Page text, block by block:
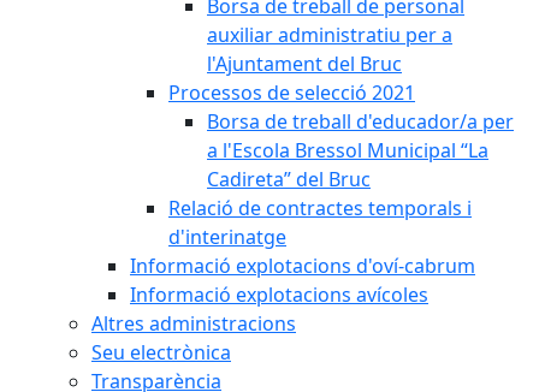
Borsa de treball de personal
auxiliar administratiu per a
l'Ajuntament del Bruc
Processos de selecció 2021
Borsa de treball d'educador/a per
a l'Escola Bressol Municipal “La
Cadireta” del Bruc
Relació de contractes temporals i
d'interinatge
Informació explotacions d'oví-cabrum
Informació explotacions avícoles
Altres administracions
Seu electrònica
Transparència